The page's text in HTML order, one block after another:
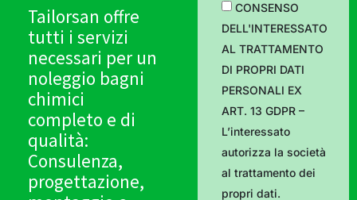
Tailorsan offre
tutti i servizi
necessari per un
noleggio bagni
chimici
completo e di
qualità:
Consulenza,
progettazione,
CONSENSO
DELL'INTERESSATO
AL TRATTAMENTO
DI PROPRI DATI
PERSONALI EX
ART. 13 GDPR –
L’interessato
autorizza la società
al trattamento dei
propri dati.